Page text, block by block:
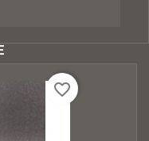
favorite_border